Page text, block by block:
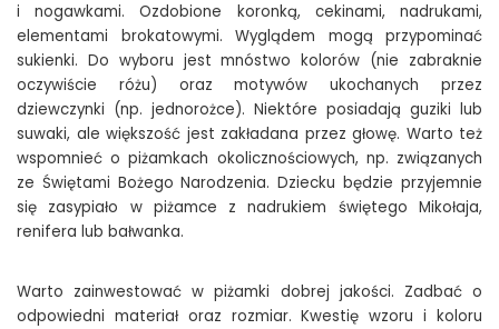
i nogawkami. Ozdobione koronką, cekinami, nadrukami,
elementami brokatowymi. Wyglądem mogą przypominać
sukienki. Do wyboru jest mnóstwo kolorów (nie zabraknie
oczywiście różu) oraz motywów ukochanych przez
dziewczynki (np. jednorożce). Niektóre posiadają guziki lub
suwaki, ale większość jest zakładana przez głowę. Warto też
wspomnieć o piżamkach okolicznościowych, np. związanych
ze Świętami Bożego Narodzenia. Dziecku będzie przyjemnie
się zasypiało w piżamce z nadrukiem świętego Mikołaja,
renifera lub bałwanka.
Warto zainwestować w piżamki dobrej jakości. Zadbać o
odpowiedni materiał oraz rozmiar. Kwestię wzoru i koloru